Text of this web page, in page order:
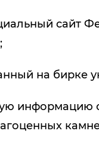
сайт
на бирке
информацию